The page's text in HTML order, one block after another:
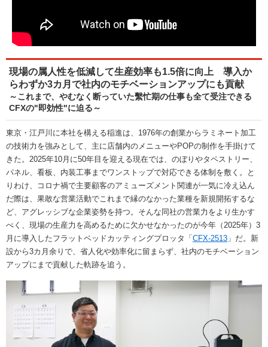
現場の属人性を低減して生産効率も1.5倍に向上 導入か
らわずか3カ月で社内のモチベーションアップにも貢献
～これまで、やむなく断っていた繫忙期の仕事も全て受注できる
CFXの"即効性"に迫る～
東京・江戸川に本社を構える稲進は、1976年の創業からラミネート加工
の技術力を強みとして、主に店舗内のメニューやPOPの制作を手掛けて
きた。2025年10月に50年目を迎える現在では、のぼりやタペストリー、
パネル、看板、内装工事までワンストップで対応できる体制を敷く。と
りわけ、コロナ禍で主要顧客のアミューズメント関連が一気に冷え込ん
だ際は、果敢な営業活動でこれまで縁のなかった業種を新規開拓するな
ど、アグレッシブな企業姿勢を持つ。そんな同社の営業力をより生かす
べく、現場の生産力を高めるために欠かせなかったのが今年（2025年）3
月に導入したフラットベッドカッティングプロッタ「 CFX-2513 」だ。新
設から3カ月余りで、省人化や効率化に留まらず、社内のモチベーション
アップにまで貢献した軌跡を追う。